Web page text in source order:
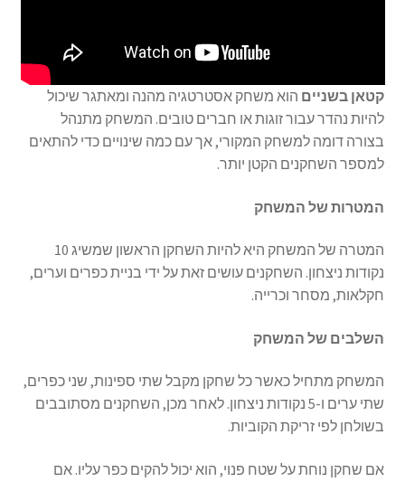
קטאן בשניים הוא משחק אסטרטגיה מהנה ומאתגר שיכול
להיות נהדר עבור זוגות או חברים טובים. המשחק מתנהל
בצורה דומה למשחק המקורי, אך עם כמה שינויים כדי להתאים
למספר השחקנים הקטן יותר.
המטרות של המשחק
המטרה של המשחק היא להיות השחקן הראשון שמשיג 10
נקודות ניצחון. השחקנים עושים זאת על ידי בניית כפרים וערים,
חקלאות, מסחר וכרייה.
השלבים של המשחק
המשחק מתחיל כאשר כל שחקן מקבל שתי ספינות, שני כפרים,
שתי ערים ו-5 נקודות ניצחון. לאחר מכן, השחקנים מסתובבים
בשולחן לפי זריקת הקוביות.
אם שחקן נוחת על שטח פנוי, הוא יכול להקים כפר עליו. אם